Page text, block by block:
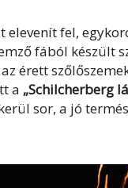
elevenít fel,
fából készült
érett
a „Schilcherberg
sor, a jó